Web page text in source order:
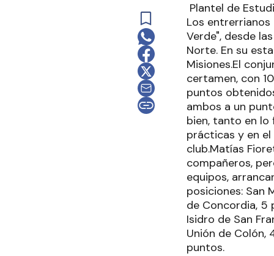
Plantel de
Los entrerrianos
Verde", desde
Norte. En su
Misiones.El
certamen, con
puntos
ambos a un
bien, tanto en lo
prácticas y en
club.Matías
compañeros,
equipos,
posiciones: San
de Concordia, 5
Isidro de San
Unión de Colón,
puntos.